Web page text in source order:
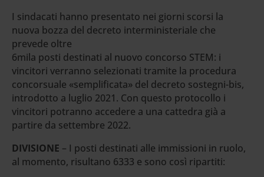
I sindacati hanno presentato nei giorni scorsi la
nuova bozza del decreto interministeriale che
prevede oltre
6mila posti destinati al nuovo concorso STEM: i
vincitori verranno selezionati tramite la procedura
concorsuale «semplificata» del decreto sostegni-bis,
introdotto a luglio 2021. Con questo protocollo i
vincitori potranno accedere a una cattedra già a
partire da settembre 2022.
DIVISIONE – I posti destinati alle immissioni in ruolo,
al momento, risultano 6333 e sono così ripartiti: